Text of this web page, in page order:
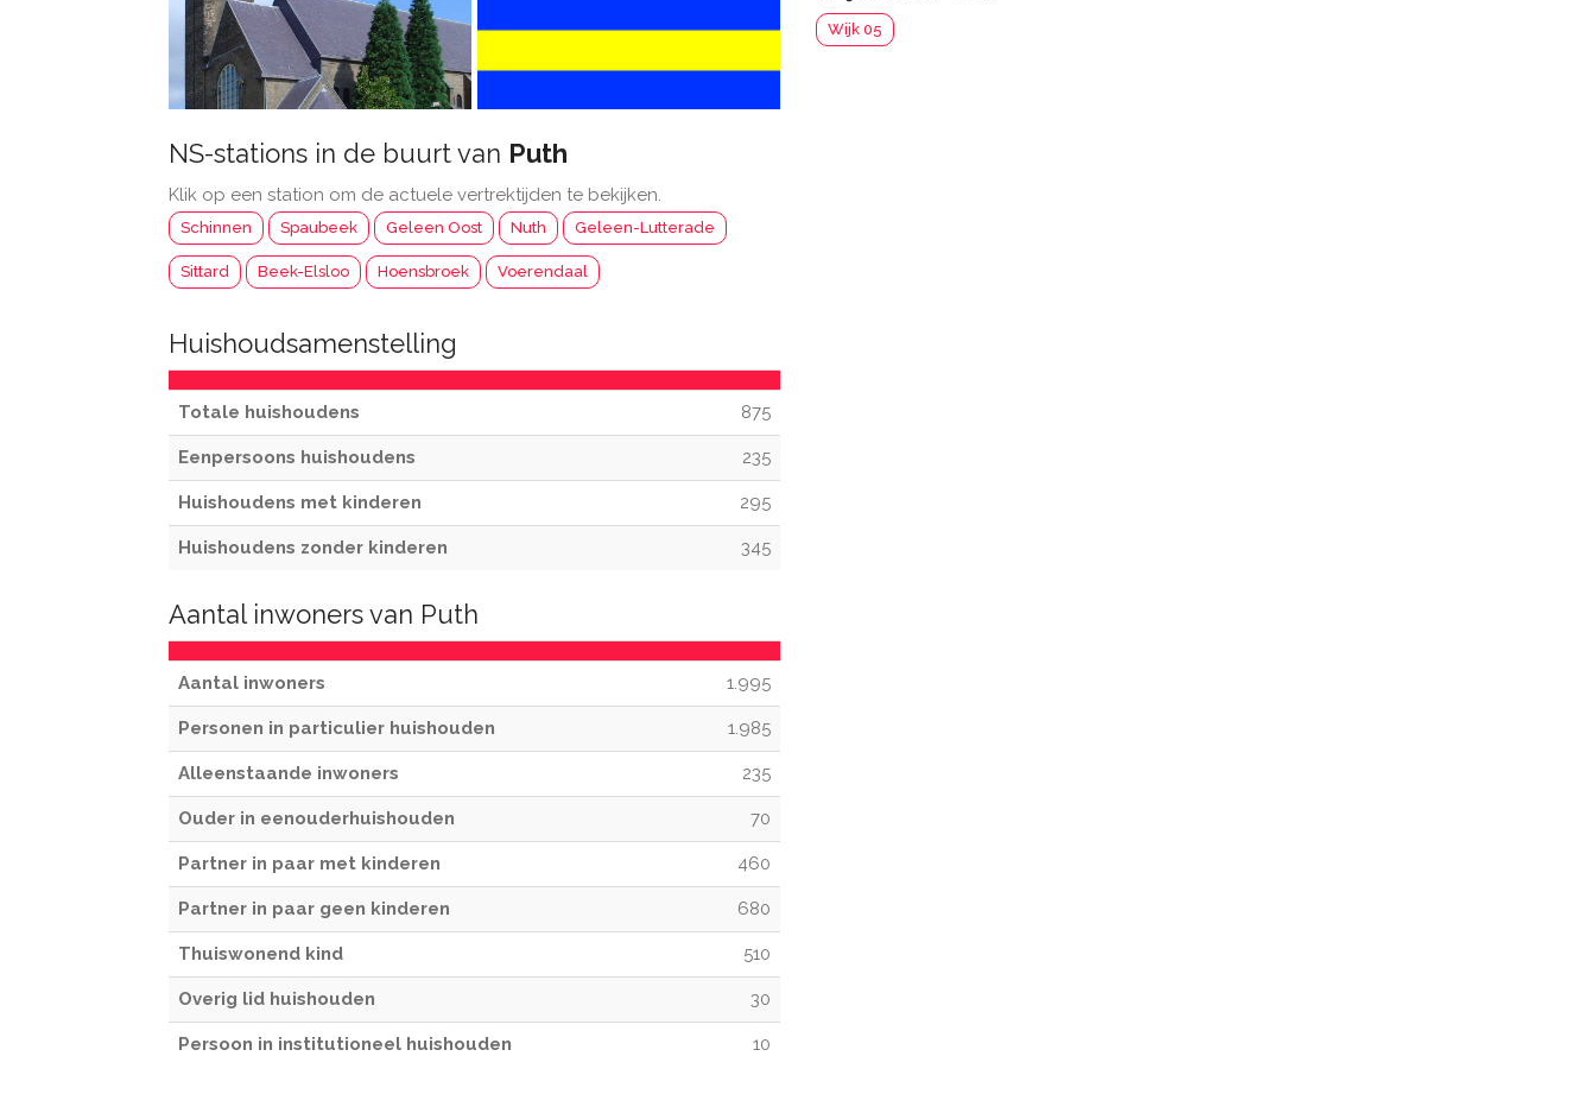
NS-stations in de buurt van Puth
Klik op een station om de actuele vertrektijden te bekijken.
Schinnen Spaubeek Geleen Oost Nuth Geleen-Lutterade
Sittard Beek-Elsloo Hoensbroek Voerendaal
Huishoudsamenstelling
Totale huishoudens 875
Eenpersoons huishoudens 235
Huishoudens met kinderen 295
Huishoudens zonder kinderen 345
Aantal inwoners van Puth
Aantal inwoners 1.995
Personen in particulier huishouden 1.985
Alleenstaande inwoners 235
Ouder in eenouderhuishouden 70
Partner in paar met kinderen 460
Partner in paar geen kinderen 680
Thuiswonend kind 510
Overig lid huishouden 30
Persoon in institutioneel huishouden 10
Wijk 05